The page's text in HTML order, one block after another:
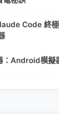
Code 終
：Android模擬